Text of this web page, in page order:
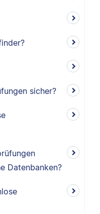
sicher?
Datenbanken?